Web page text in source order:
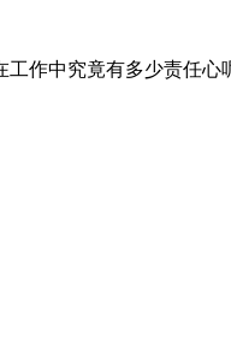
工作中究竟有多少责任心